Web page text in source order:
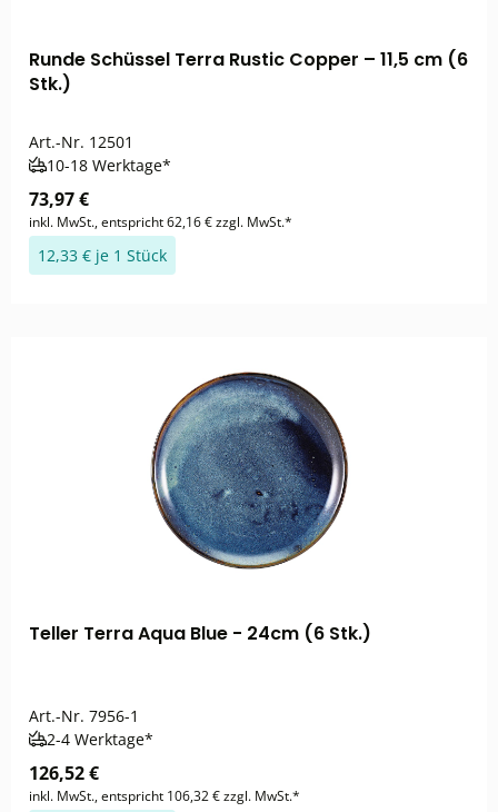
Runde Schüssel Terra Rustic Copper – 11,5 cm (6
Stk.)
Art.-Nr. 12501
10-18 Werktage*
73,97 €
inkl. MwSt., entspricht 62,16 € zzgl. MwSt.*
12,33 € je 1 Stück
Teller Terra Aqua Blue - 24cm (6 Stk.)
Art.-Nr. 7956-1
2-4 Werktage*
126,52 €
inkl. MwSt., entspricht 106,32 € zzgl. MwSt.*